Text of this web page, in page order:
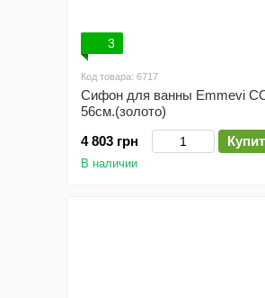
3
Код товара: 6717
Сифон для ванны Emmevi
56см.(золото)
4 803 грн
В наличии